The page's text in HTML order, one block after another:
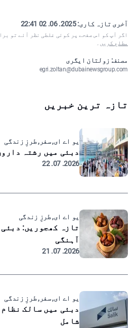
آخری تازہ کاری:2025. 06. 02 22:41
اگر آپ کو اس صفحے پر کوئی غلطی نظر آئے تو
مطلع کریں ۔
مصنف: زولتان ایگری
egri.zoltan@dubainewsgroup.com
تازہ ترین خبریں
یو اے ای, سفر, طرزِ زندگی
دبئی میں رشتہ
2026. 07. 22
یو اے ای, طرزِ زندگی
تازہ کھجوریں:
آہنگی
2026. 07. 21
یو اے ای, سفر, طرزِ زندگی
شامل